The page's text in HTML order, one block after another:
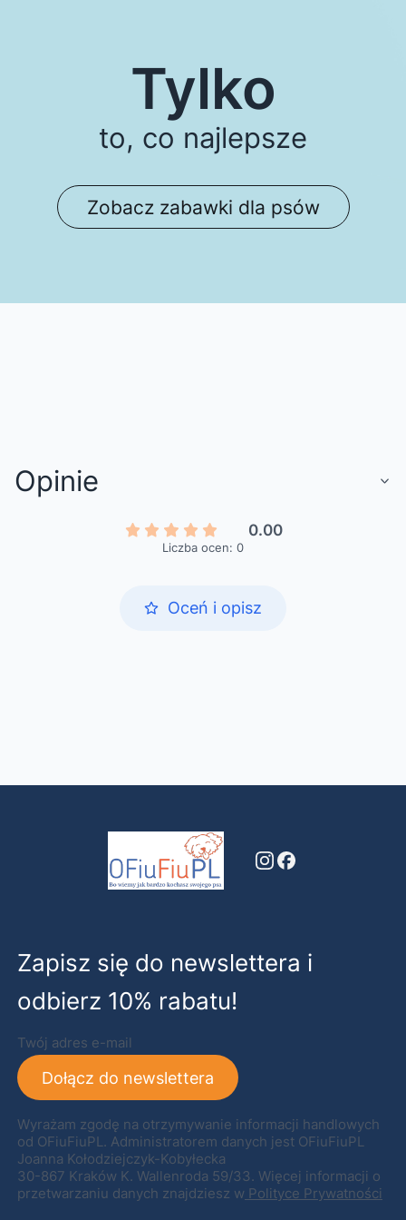
Tylko
to, co najlepsze
Zobacz zabawki dla psów
Opinie
0.00
Liczba ocen: 0
Oceń i opisz
Zapisz się do newslettera i
odbierz 10% rabatu!
Twój adres e-mail
Dołącz do newslettera
Wyrażam zgodę na otrzymywanie informacji handlowych
od OFiuFiuPL. Administratorem danych jest OFiuFiuPL
Joanna Kołodziejczyk-Kobyłecka
30-867 Kraków K. Wallenroda 59/33. Więcej informacji o
przetwarzaniu danych znajdziesz w Polityce Prywatności